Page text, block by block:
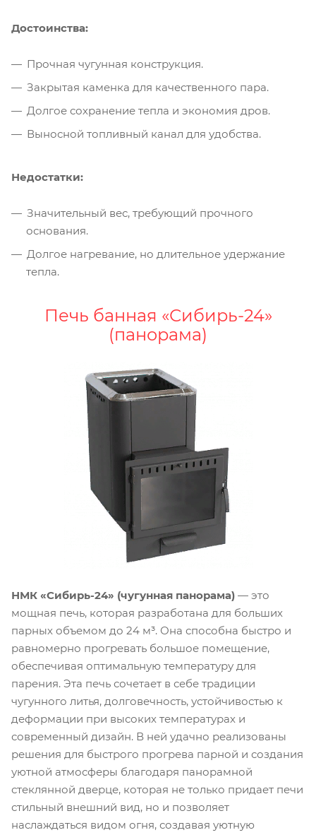
Достоинства:
Прочная чугунная конструкция.
Закрытая каменка для качественного пара.
Долгое сохранение тепла и экономия дров.
Выносной топливный канал для удобства.
Недостатки:
Значительный вес, требующий прочного
основания.
Долгое нагревание, но длительное удержание
тепла.
Печь банная «Сибирь-24»
(панорама)
НМК «Сибирь-24» (чугунная панорама) — это
мощная печь, которая разработана для больших
парных объемом до 24 м³. Она способна быстро и
равномерно прогревать большое помещение,
обеспечивая оптимальную температуру для
парения. Эта печь сочетает в себе традиции
чугунного литья, долговечность, устойчивостью к
деформации при высоких температурах и
современный дизайн. В ней удачно реализованы
решения для быстрого прогрева парной и создания
уютной атмосферы благодаря панорамной
стеклянной дверце, которая не только придает печи
стильный внешний вид, но и позволяет
наслаждаться видом огня, создавая уютную